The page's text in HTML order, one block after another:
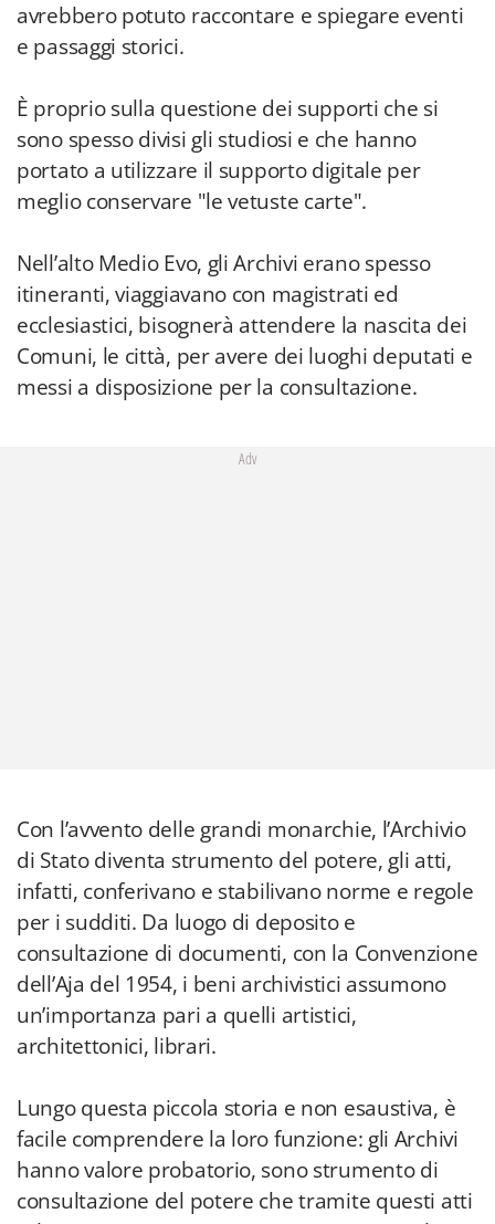
avrebbero potuto raccontare e spiegare eventi
e passaggi storici.
È proprio sulla questione dei supporti che si
sono spesso divisi gli studiosi e che hanno
portato a utilizzare il supporto digitale per
meglio conservare "le vetuste carte".
Nell’alto Medio Evo, gli Archivi erano spesso
itineranti, viaggiavano con magistrati ed
ecclesiastici, bisognerà attendere la nascita dei
Comuni, le città, per avere dei luoghi deputati e
messi a disposizione per la consultazione.
Adv
Con l’avvento delle grandi monarchie, l’Archivio
di Stato diventa strumento del potere, gli atti,
infatti, conferivano e stabilivano norme e regole
per i sudditi. Da luogo di deposito e
consultazione di documenti, con la Convenzione
dell’Aja del 1954, i beni archivistici assumono
un’importanza pari a quelli artistici,
architettonici, librari.
Lungo questa piccola storia e non esaustiva, è
facile comprendere la loro funzione: gli Archivi
hanno valore probatorio, sono strumento di
consultazione del potere che tramite questi atti